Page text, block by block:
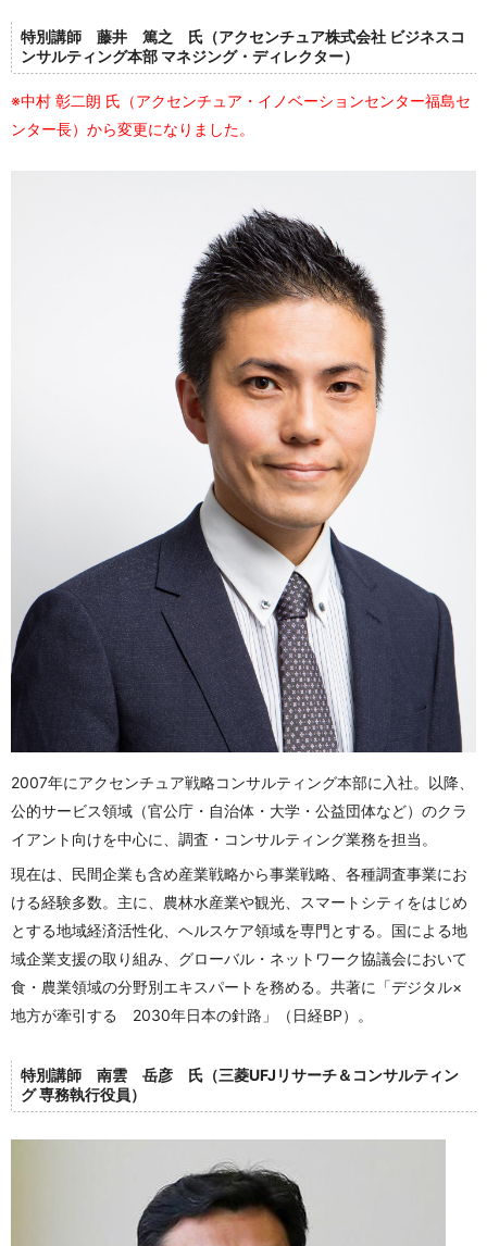
特別講師 藤井 篤之 氏（アクセンチュア株式会社 ビジネスコ
ンサルティング本部 マネジング・ディレクター）
※中村 彰二朗 氏（アクセンチュア・イノベーションセンター福島セ
ンター長）から変更になりました。
2007年にアクセンチュア戦略コンサルティング本部に入社。以降、
公的サービス領域（官公庁・自治体・大学・公益団体など）のクラ
イアント向けを中心に、調査・コンサルティング業務を担当。
現在は、民間企業も含め産業戦略から事業戦略、各種調査事業にお
ける経験多数。主に、農林水産業や観光、スマートシティをはじめ
とする地域経済活性化、ヘルスケア領域を専門とする。国による地
域企業支援の取り組み、グローバル・ネットワーク協議会において
食・農業領域の分野別エキスパートを務める。共著に「デジタル×
地方が牽引する 2030年日本の針路」（日経BP）。
特別講師 南雲 岳彦 氏（三菱UFJリサーチ＆コンサルティン
グ 専務執行役員）